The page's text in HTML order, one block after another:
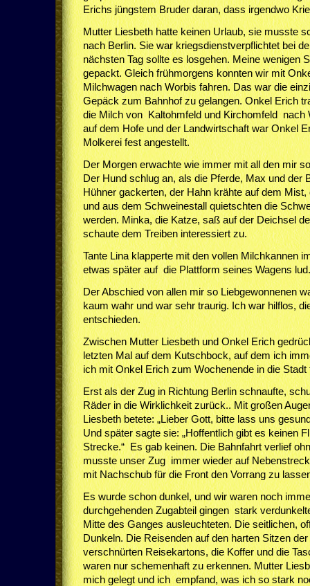
Erichs jüngstem Bruder daran, dass irgendwo
Mutter Liesbeth hatte keinen Urlaub, sie musste
nach Berlin. Sie war kriegsdienstverpflichtet bei
nächsten Tag sollte es losgehen. Meine wenigen
gepackt. Gleich frühmorgens konnten wir mit
Milchwagen nach Worbis fahren. Das war die
Gepäck zum Bahnhof zu gelangen. Onkel Erich
die Milch von Kaltohmfeld und Kirchomfeld nach
auf dem Hofe und der Landwirtschaft war Onkel
Molkerei fest angestellt.
Der Morgen erwachte wie immer mit all den mir
Der Hund schlug an, als die Pferde, Max und der
Hühner gackerten, der Hahn krähte auf dem
und aus dem Schweinestall quietschten die
werden. Minka, die Katze, saß auf der Deichsel
schaute dem Treiben interessiert zu.
Tante Lina klapperte mit den vollen Milchkannen
etwas später auf die Plattform seines Wagens lud.
Der Abschied von allen mir so Liebgewonnenen
kaum wahr und war sehr traurig. Ich war hilflos,
entschieden.
Zwischen Mutter Liesbeth und Onkel Erich
letzten Mal auf dem Kutschbock, auf dem ich
ich mit Onkel Erich zum Wochenende in die Stadt
Erst als der Zug in Richtung Berlin schnaufte,
Räder in die Wirklichkeit zurück.. Mit großen
Liesbeth betete: „Lieber Gott, bitte lass uns
Und später sagte sie: „Hoffentlich gibt es keinen
Strecke.“ Es gab keinen. Die Bahnfahrt verlief
musste unser Zug immer wieder auf
mit Nachschub für die Front den Vorrang zu
Es wurde schon dunkel, und wir waren noch
durchgehenden Zugabteil gingen stark
Mitte des Ganges ausleuchteten. Die seitlichen,
Dunkeln. Die Reisenden auf den harten Sitzen
verschnürten Reisekartons, die Koffer und die
waren nur schemenhaft zu erkennen. Mutter
mich gelegt und ich empfand, was ich so stark